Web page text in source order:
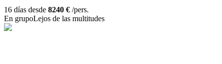
16 días desde 8240 € /pers.
En grupoLejos de las multitudes